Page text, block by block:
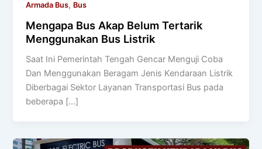
Armada Bus, Bus
Mengapa Bus Akap Belum Tertarik
Menggunakan Bus Listrik
Saat Ini Pemerintah Tengah Gencar Menguji Coba
Dan Menggunakan Beragam Jenis Kendaraan Listrik
Diberbagai Sektor Layanan Transportasi Bus pada
beberapa […]